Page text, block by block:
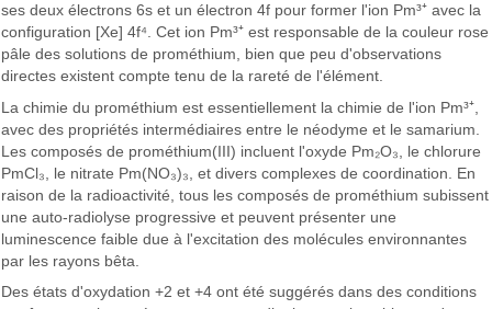
ses deux électrons 6s et un électron 4f pour former l'ion Pm³⁺ avec la
configuration [Xe] 4f⁴. Cet ion Pm³⁺ est responsable de la couleur rose
pâle des solutions de prométhium, bien que peu d'observations
directes existent compte tenu de la rareté de l'élément.
La chimie du prométhium est essentiellement la chimie de l'ion Pm³⁺,
avec des propriétés intermédiaires entre le néodyme et le samarium.
Les composés de prométhium(III) incluent l'oxyde Pm₂O₃, le chlorure
PmCl₃, le nitrate Pm(NO₃)₃, et divers complexes de coordination. En
raison de la radioactivité, tous les composés de prométhium subissent
une auto-radiolyse progressive et peuvent présenter une
luminescence faible due à l'excitation des molécules environnantes
par les rayons bêta.
Des états d'oxydation +2 et +4 ont été suggérés dans des conditions